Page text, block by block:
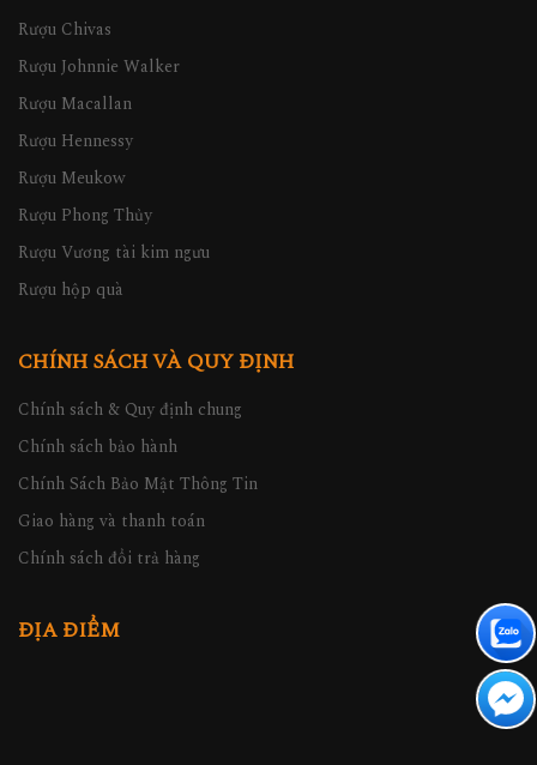
Rượu Chivas
Rượu Johnnie Walker
Rượu Macallan
Rượu Hennessy
Rượu Meukow
Rượu Phong Thủy
Rượu Vương tài kim ngưu
Rượu hộp quà
CHÍNH SÁCH VÀ QUY ĐỊNH
Chính sách & Quy định chung
Chính sách bảo hành
Chính Sách Bảo Mật Thông Tin
Giao hàng và thanh toán
Chính sách đổi trả hàng
ĐỊA ĐIỂM